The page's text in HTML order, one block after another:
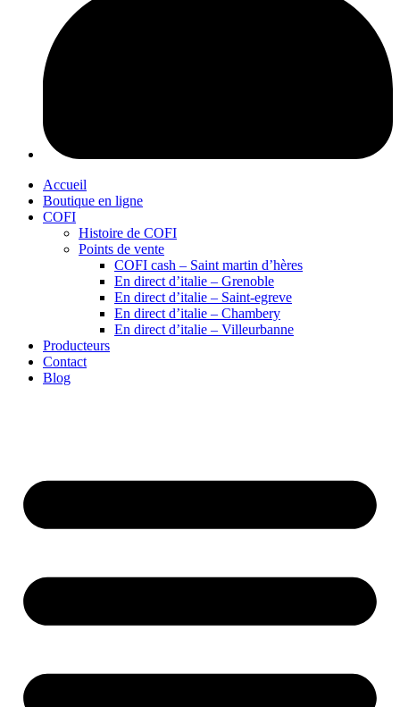
Accueil
Boutique en ligne
COFI
Histoire de COFI
Points de vente
COFI cash – Saint martin d’hères
En direct d’italie – Grenoble
En direct d’italie – Saint-egreve
En direct d’italie – Chambery
En direct d’italie – Villeurbanne
Producteurs
Contact
Blog